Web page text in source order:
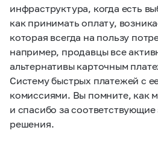
инфраструктура, когда есть
как принимать оплату,
которая всегда на пользу
например, продавцы все
альтернативы карточным
Систему быстрых платежей с
комиссиями. Вы помните, как
и спасибо за
решения.